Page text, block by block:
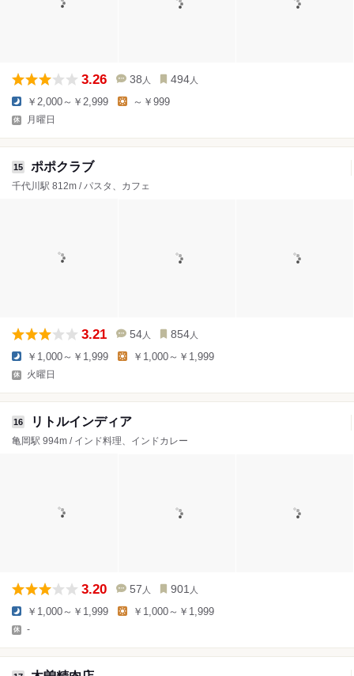
3.26 38 人 494 人
￥2,000～￥2,999 ～￥999
月曜日
15 ポポクラブ
千代川駅 812m / パスタ、カフェ
3.21 54 人 854 人
￥1,000～￥1,999 ￥1,000～￥1,999
火曜日
16 リトルインディア
亀岡駅 994m / インド料理、インドカレー
3.20 57 人 901 人
￥1,000～￥1,999 ￥1,000～￥1,999
-